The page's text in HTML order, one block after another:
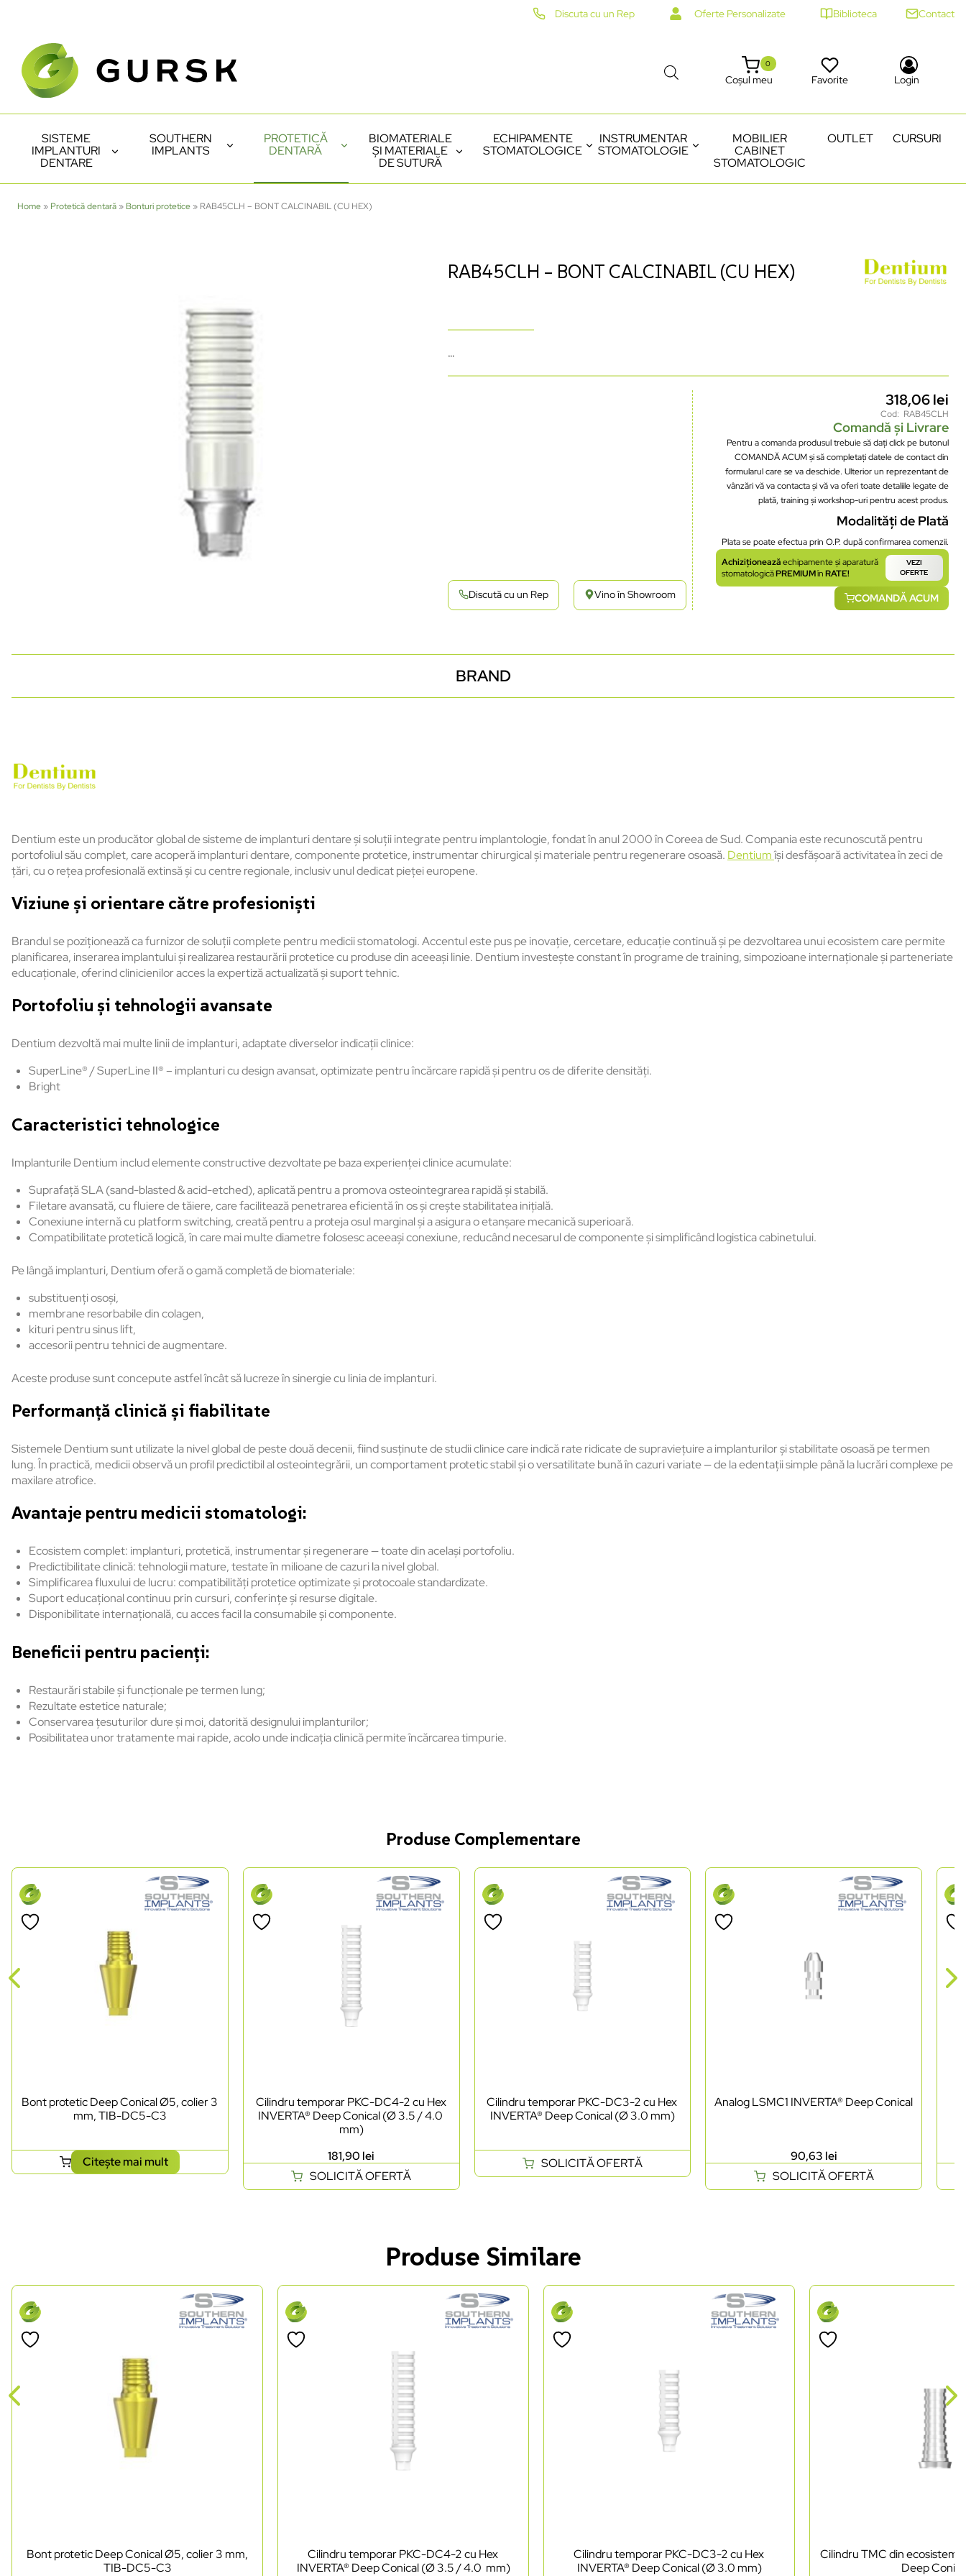
Discuta cu un Rep Oferte Personalizate Biblioteca Contact
Coșul meu
0
Favorite Login
SISTEME
IMPLANTURI
DENTARE
SOUTHERN
IMPLANTS
PROTETICĂ
DENTARĂ
BIOMATERIALE
ȘI MATERIALE
DE SUTURĂ
ECHIPAMENTE
STOMATOLOGICE
INSTRUMENTAR
STOMATOLOGIE
MOBILIER
CABINET
STOMATOLOGIC
OUTLET CURSURI
Home » Protetică dentară » Bonturi protetice » RAB45CLH – BONT CALCINABIL (CU HEX)
RAB45CLH – BONT CALCINABIL (CU HEX)
…
Discută cu un Rep Vino în Showroom
318,06lei
Cod: RAB45CLH
Comandă și Livrare
Pentru a comanda produsul trebuie să dați click pe butonul
COMANDĂ ACUM și să completați datele de contact din
formularul care se va deschide. Ulterior un reprezentant de
vânzări vă va contacta și vă va oferi toate detaliile legate de
plată, training și workshop-uri pentru acest produs.
Modalități de Plată
Plata se poate efectua prin O.P. după confirmarea comenzii.
Achiziționeazăechipamente și aparatură
stomatologicăPREMIUMînRATE!
VEZI
OFERTE
COMANDĂ ACUM
BRAND
Dentium este un producător global de sisteme de implanturi dentare și soluții integrate pentru implantologie, fondatîn anul 2000 în Coreea de Sud. Compania este recunoscută pentru
portofoliul său complet, care acoperă implanturi dentare, componente protetice, instrumentar chirurgical și materiale pentru regenerare osoasă. Dentiumîși desfășoară activitateaîn zeci de
țări, cu o rețea profesională extinsă și cu centre regionale, inclusiv unul dedicat pieței europene.
Viziune și orientare către profesioniști
Brandul se poziționează ca furnizor de soluții complete pentru medicii stomatologi. Accentul este pus pe inovație, cercetare, educație continuă și pe dezvoltarea unui ecosistem care permite
planificarea, inserarea implantului și realizarea restaurării protetice cu produse din aceeași linie. Dentium investește constantîn programe de training, simpozioane internaționale și parteneriate
educaționale, oferind clinicienilor acces la expertiză actualizată și suport tehnic.
Portofoliu și tehnologii avansate
Dentium dezvoltă mai multe linii de implanturi, adaptate diverselor indicații clinice:
SuperLine® / SuperLine II®– implanturi cu design avansat, optimizate pentruîncărcare rapidă și pentru os de diferite densități.
Bright
Caracteristici tehnologice
Implanturile Dentium includ elemente constructive dezvoltate pe baza experienței clinice acumulate:
Suprafață SLA (sand-blasted & acid-etched), aplicată pentru a promova osteointegrarea rapidă și stabilă.
Filetare avansată, cu fluiere de tăiere, care facilitează penetrarea eficientăîn osși crește stabilitatea inițială.
Conexiune internă cu platform switching, creată pentru a proteja osul marginal și a asigura o etanșare mecanică superioară.
Compatibilitate protetică logică,în care mai multe diametre folosesc aceeași conexiune, reducând necesarul de componenteși simplificând logistica cabinetului.
Pe lângă implanturi, Dentium oferă o gamă completă de biomateriale:
substituenți osoși,
membrane resorbabile din colagen,
kituri pentru sinus lift,
accesorii pentru tehnici de augmentare.
Aceste produse sunt concepute astfelîncât să lucrezeîn sinergie cu linia de implanturi.
Performanță clinică și fiabilitate
Sistemele Dentium sunt utilizate la nivel global de peste două decenii, fiind susținute de studii clinice care indică rate ridicate de supraviețuire a implanturilor și stabilitate osoasă pe termen
lung.În practică, medicii observă un profil predictibil al osteointegrării, un comportament protetic stabil și o versatilitate bunăîn cazuri variate— de la edentații simple până la lucrări complexe pe
maxilare atrofice.
Avantaje pentru medicii stomatologi:
Ecosistem complet: implanturi, protetică, instrumentar și regenerare— toate din același portofoliu.
Predictibilitate clinică: tehnologii mature, testateîn milioane de cazuri la nivel global.
Simplificarea fluxului de lucru: compatibilități protetice optimizate și protocoale standardizate.
Suport educațional continuu prin cursuri, conferințe și resurse digitale.
Disponibilitate internațională, cu acces facil la consumabile și componente.
Beneficii pentru pacienți:
Restaurări stabile și funcționale pe termen lung;
Rezultate estetice naturale;
Conservarea țesuturilor dure și moi, datorită designului implanturilor;
Posibilitatea unor tratamente mai rapide, acolo unde indicația clinică permiteîncărcarea timpurie.
Produse Complementare
Bont protetic Deep Conical Ø5, colier 3
mm, TIB-DC5-C3
Citește mai mult
Cilindru temporar PKC-DC4-2 cu Hex
INVERTA® Deep Conical (Ø 3.5 / 4.0
mm)
181,90 lei
SOLICITĂ OFERTĂ
Cilindru temporar PKC-DC3-2 cu Hex
INVERTA® Deep Conical (Ø 3.0 mm)
SOLICITĂ OFERTĂ
Analog LSMC1 INVERTA® Deep Conical
90,63 lei
SOLICITĂ OFERTĂ
Produse Similare
Bont protetic Deep Conical Ø5, colier 3 mm,
TIB-DC5-C3
Cilindru temporar PKC-DC4-2 cu Hex
INVERTA® Deep Conical (Ø 3.5 / 4.0 mm)
Cilindru temporar PKC-DC3-2 cu Hex
INVERTA® Deep Conical (Ø 3.0 mm)
Cilindru TMC din
Deep